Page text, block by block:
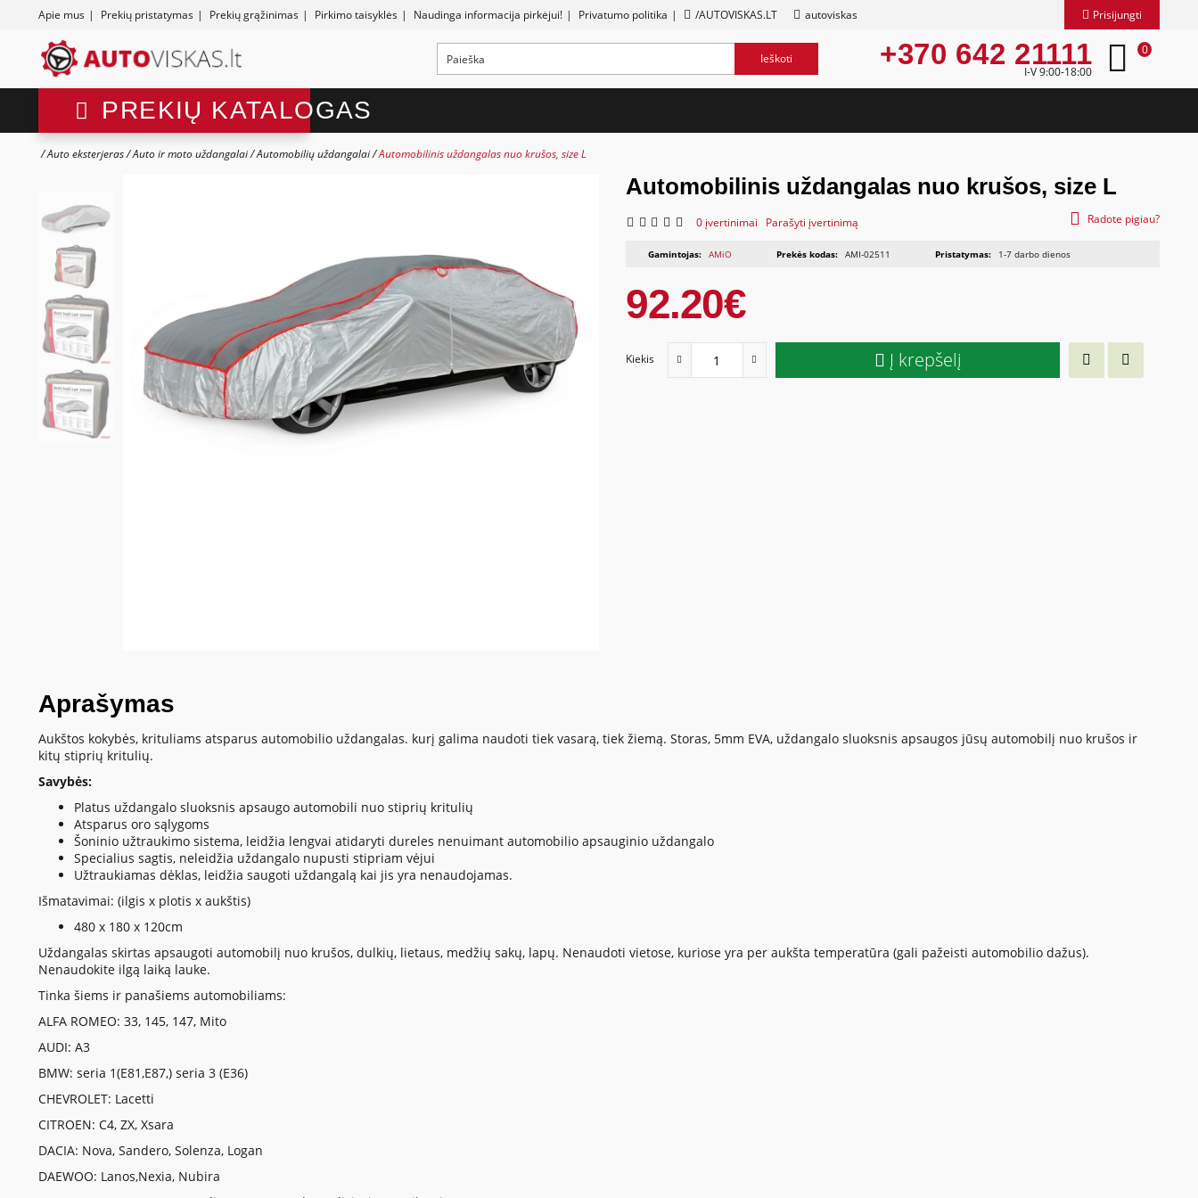
Apie mus | Prekių pristatymas | Prekių grąžinimas | Pirkimo taisyklės | Naudinga informacija pirkėjui! | Privatumo politika | /AUTOVISKAS.LT autoviskas Prisijungti
Ieškoti +370 642 21111
I-V 9:00-18:00
0
PREKIŲ KATALOGAS
Auto eksterjeras Auto ir moto uždangalai Automobilių uždangalai Automobilinis uždangalas nuo krušos, size L
Automobilinis uždangalas nuo krušos, size L
0 įvertinimai Parašyti įvertinimą Radote pigiau?
Gamintojas: AMiO Prekės kodas: AMI-02511 Pristatymas: 1-7 darbo dienos
92.20€
Kiekis Į krepšelį
Aprašymas
Aukštos kokybės, krituliams atsparus automobilio uždangalas. kurį galima naudoti tiek vasarą, tiek žiemą. Storas, 5mm EVA, uždangalo sluoksnis apsaugos jūsų automobilį nuo krušos ir
kitų stiprių kritulių.
Savybės:
Platus uždangalo sluoksnis apsaugo automobili nuo stiprių kritulių
Atsparus oro sąlygoms
Šoninio užtraukimo sistema, leidžia lengvai atidaryti dureles nenuimant automobilio apsauginio uždangalo
Specialius sagtis, neleidžia uždangalo nupusti stipriam vėjui
Užtraukiamas dėklas, leidžia saugoti uždangalą kai jis yra nenaudojamas.
Išmatavimai: (ilgis x plotis x aukštis)
480 x 180 x 120cm
Uždangalas skirtas apsaugoti automobilį nuo krušos, dulkių, lietaus, medžių sakų, lapų. Nenaudoti vietose, kuriose yra per aukšta temperatūra (gali pažeisti automobilio dažus).
Nenaudokite ilgą laiką lauke.
Tinka šiems ir panašiems automobiliams:
ALFA ROMEO: 33, 145, 147, Mito
AUDI: A3
BMW: seria 1(E81,E87,) seria 3 (E36)
CHEVROLET: Lacetti
CITROEN: C4, ZX, Xsara
DACIA: Nova, Sandero, Solenza, Logan
DAEWOO: Lanos,Nexia, Nubira